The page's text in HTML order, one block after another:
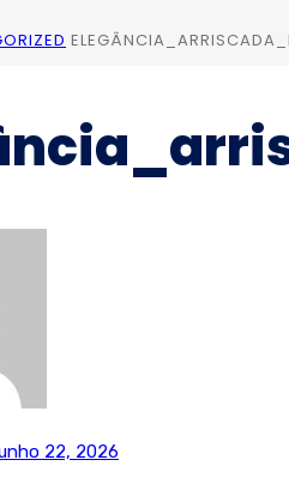
22, 2026